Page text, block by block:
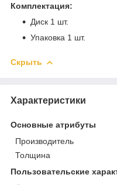
Комплектация:
Диск 1 шт.
Упаковка 1 шт.
Скрыть
Характеристики
Основные атрибуты
Производитель
Толщина
Пользовательские